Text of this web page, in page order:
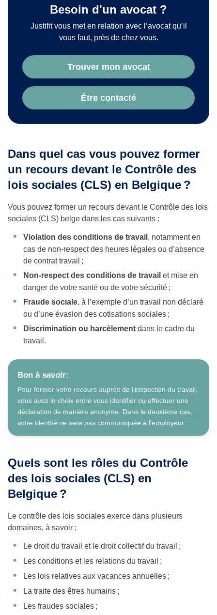
Besoin d'un avocat ?
Justifit vous met en relation avec l’avocat qu’il
vous faut, près de chez vous.
Trouver mon avocat
Être contacté
Dans quel cas vous pouvez former
un recours devant le Contrôle des
lois sociales (CLS) en Belgique ?
Vous pouvez former un recours devant le Contrôle des lois
sociales (CLS) belge dans les cas suivants :
Violation des conditions de travail , notamment en
cas de non-respect des heures légales ou d’absence
de contrat travail ;
Non-respect des conditions de travail et mise en
danger de votre santé ou de votre sécurité ;
Fraude sociale, à l’exemple d’un travail non déclaré
ou d’une évasion des cotisations sociales ;
Discrimination ou harcèlement dans le cadre du
travail.
Bon à savoir:
Pour former votre recours auprès de l’inspection du travail,
vous avez le choix entre vous identifier ou effectuer une
déclaration de manière anonyme. Dans le deuxième cas,
votre identité ne sera pas communiquée à l’employeur.
Quels sont les rôles du Contrôle
des lois sociales (CLS) en
Belgique ?
Le contrôle des lois sociales exerce dans plusieurs
domaines, à savoir :
Le droit du travail et le droit collectif du travail ;
Les conditions et les relations du travail ;
Les lois relatives aux vacances annuelles ;
La traite des êtres humains ;
Les fraudes sociales ;